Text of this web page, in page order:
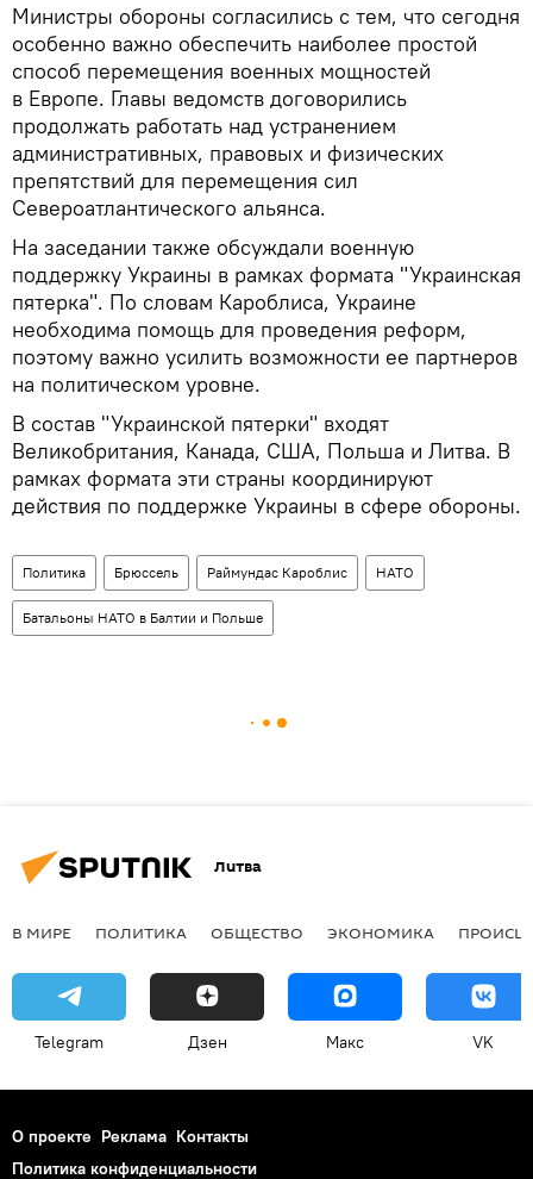
Министры обороны согласились с тем, что сегодня
особенно важно обеспечить наиболее простой
способ перемещения военных мощностей
в Европе. Главы ведомств договорились
продолжать работать над устранением
административных, правовых и физических
препятствий для перемещения сил
Североатлантического альянса.
На заседании также обсуждали военную
поддержку Украины в рамках формата "Украинская
пятерка". По словам Кароблиса, Украине
необходима помощь для проведения реформ,
поэтому важно усилить возможности ее партнеров
на политическом уровне.
В состав "Украинской пятерки" входят
Великобритания, Канада, США, Польша и Литва. В
рамках формата эти страны координируют
действия по поддержке Украины в сфере обороны.
Политика Брюссель Раймундас Кароблис НАТО
Батальоны НАТО в Балтии и Польше
Литва
В МИРЕ ПОЛИТИКА ОБЩЕСТВО ЭКОНОМИКА
Telegram Дзен Макс VK
О проекте Реклама Контакты
Политика конфиденциальности